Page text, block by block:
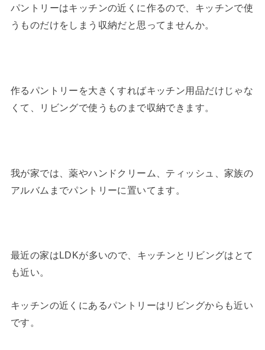
パントリーはキッチンの近くに作るので、キッチンで使
うものだけをしまう収納だと思ってませんか。
作るパントリーを大きくすればキッチン用品だけじゃな
くて、リビングで使うものまで収納できます。
我が家では、薬やハンドクリーム、ティッシュ、家族の
アルバムまでパントリーに置いてます。
最近の家はLDKが多いので、キッチンとリビングはとて
も近い。
キッチンの近くにあるパントリーはリビングからも近い
です。